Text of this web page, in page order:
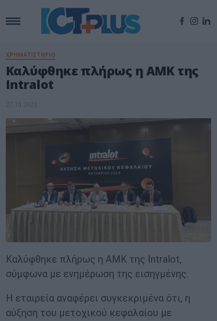
ΧΡΗΜΑΤΙΣΤΗΡΙΟ
Καλύφθηκε πλήρως η ΑΜΚ της
Intralot
27.10.2023
Καλύφθηκε πλήρως η ΑΜΚ της Intralot,
σύμφωνα με ενημέρωση της εισηγμένης.
Η εταιρεία αναφέρει συγκεκριμένα ότι, η
αύξηση του μετοχικού κεφαλαίου με